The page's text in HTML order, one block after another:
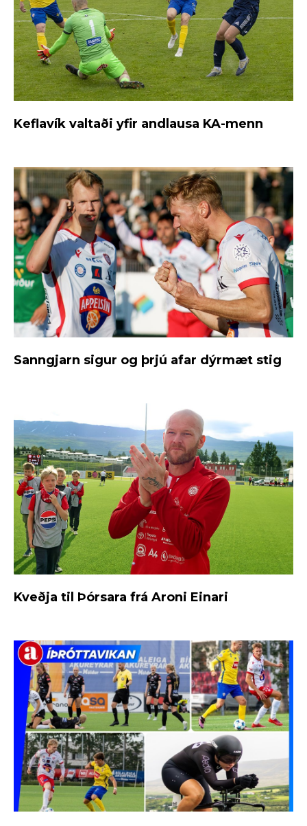
Keflavík valtaði yfir andlausa KA-menn
Sanngjarn sigur og þrjú afar dýrmæt stig
Kveðja til Þórsara frá Aroni Einari